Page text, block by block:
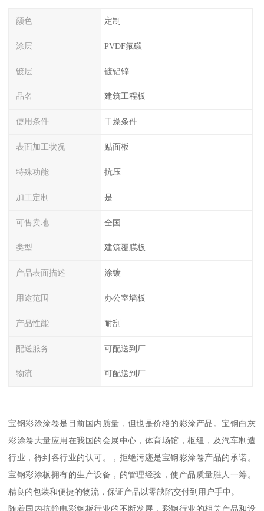
颜色 定制
涂层 PVDF氟碳
镀层 镀铝锌
品名 建筑工程板
使用条件 干燥条件
表面加工状况 贴面板
特殊功能 抗压
加工定制 是
可售卖地 全国
类型 建筑覆膜板
产品表面描述 涂镀
用途范围 办公室墙板
产品性能 耐刮
配送服务 可配送到厂
物流 可配送到厂
宝钢彩涂涂卷是目前国内质量，但也是价格的彩涂产品。宝钢白灰
彩涂卷大量应用在我国的会展中心，体育场馆，枢纽，及汽车制造
行业，得到各行业的认可。，拒绝污迹是宝钢彩涂卷产品的承诺。
宝钢彩涂板拥有的生产设备，的管理经验，使产品质量胜人一筹。
精良的包装和便捷的物流，保证产品以零缺陷交付到用户手中。
随着国内抗静电彩钢板行业的不断发展，彩钢行业的相关产品和设